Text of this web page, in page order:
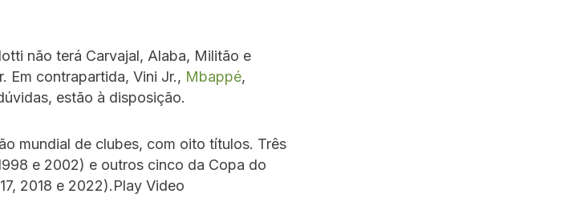
não terá Carvajal, Alaba, Militão e
Em contrapartida, Vini Jr., Mbappé,
estão à disposição.
mundial de clubes, com oito títulos. Três
e 2002) e outros cinco da Copa do
2018 e 2022).Play Video